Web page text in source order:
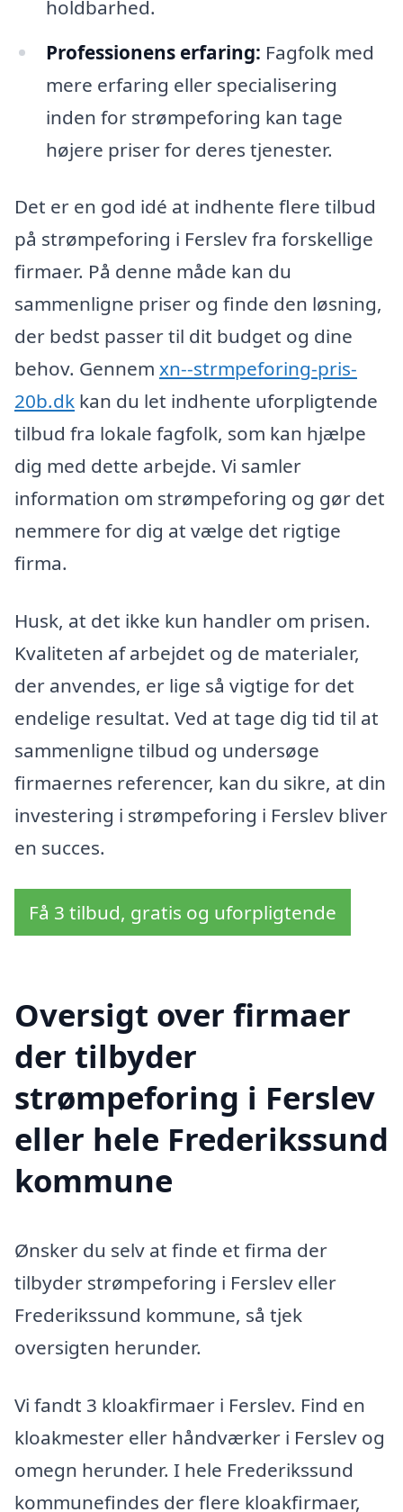
holdbarhed.
Professionens erfaring: Fagfolk med
mere erfaring eller specialisering
inden for strømpeforing kan tage
højere priser for deres tjenester.
Det er en god idé at indhente flere tilbud
på strømpeforing i Ferslev fra forskellige
firmaer. På denne måde kan du
sammenligne priser og finde den løsning,
der bedst passer til dit budget og dine
behov. Gennem xn--strmpeforing-pris-
20b.dk kan du let indhente uforpligtende
tilbud fra lokale fagfolk, som kan hjælpe
dig med dette arbejde. Vi samler
information om strømpeforing og gør det
nemmere for dig at vælge det rigtige
firma.
Husk, at det ikke kun handler om prisen.
Kvaliteten af arbejdet og de materialer,
der anvendes, er lige så vigtige for det
endelige resultat. Ved at tage dig tid til at
sammenligne tilbud og undersøge
firmaernes referencer, kan du sikre, at din
investering i strømpeforing i Ferslev bliver
en succes.
Få 3 tilbud, gratis og uforpligtende
Oversigt over firmaer
der tilbyder
strømpeforing i Ferslev
eller hele Frederikssund
kommune
Ønsker du selv at finde et firma der
tilbyder strømpeforing i Ferslev eller
Frederikssund kommune, så tjek
oversigten herunder.
Vi fandt 3 kloakfirmaer i Ferslev. Find en
kloakmester eller håndværker i Ferslev og
omegn herunder. I hele Frederikssund
kommunefindes der flere kloakfirmaer,